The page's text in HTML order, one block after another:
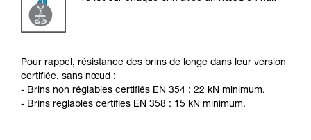
Pour rappel, résistance des brins de longe dans leur version
certifiée, sans nœud :
- Brins non réglables certifiés EN 354 : 22 kN minimum.
- Brins réglables certifiés EN 358 : 15 kN minimum.